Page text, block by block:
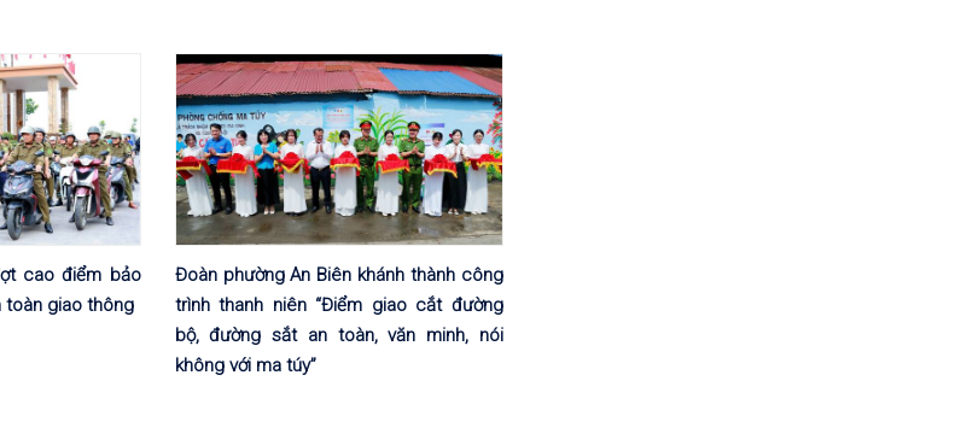
cao điểm bảo
toàn giao thông
Đoàn phường An Biên khánh thành công
trình thanh niên “Điểm giao cắt đường
bộ, đường sắt an toàn, văn minh, nói
không với ma túy”